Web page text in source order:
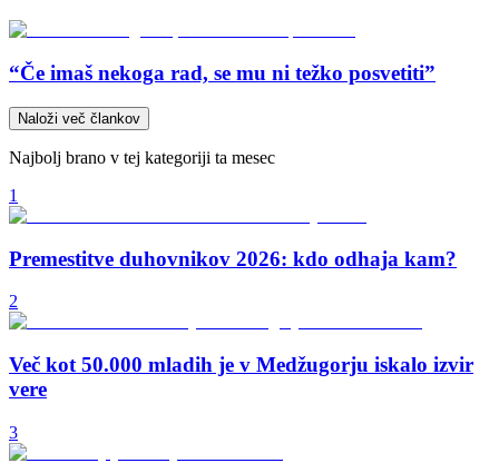
“Če imaš nekoga rad, se mu ni težko posvetiti”
Naloži več člankov
Najbolj brano v tej kategoriji ta mesec
1
Premestitve duhovnikov 2026: kdo odhaja kam?
2
Več kot 50.000 mladih je v Medžugorju iskalo izvir
vere
3